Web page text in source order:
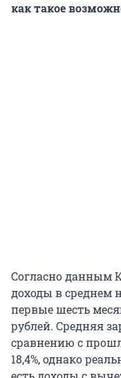
как такое
Согласно данным
доходы в среднем
первые шесть
рублей. Средняя
сравнению с
18,4%, однако